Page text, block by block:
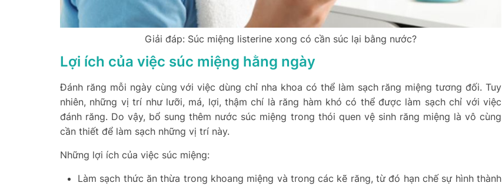
Giải đáp: Súc miệng listerine xong có cần súc lại bằng nước?
Lợi ích của việc súc miệng hằng ngày
Đánh răng mỗi ngày cùng với việc dùng chỉ nha khoa có thể làm sạch răng miệng tương đối. Tuy
nhiên, những vị trí như lưỡi, má, lợi, thậm chí là răng hàm khó có thể được làm sạch chỉ với việc
đánh răng. Do vậy, bổ sung thêm nước súc miệng trong thói quen vệ sinh răng miệng là vô cùng
cần thiết để làm sạch những vị trí này.
Những lợi ích của việc súc miệng:
Làm sạch thức ăn thừa trong khoang miệng và trong các kẽ răng, từ đó hạn chế sự hình thành